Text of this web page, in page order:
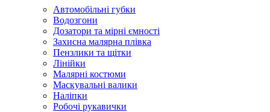
Автомобільні губки
Водозгони
Дозатори та мірні ємності
Захисна малярна плівка
Пензлики та щітки
Лінійки
Малярні костюми
Маскувальні валики
Наліпки
Робочі рукавички